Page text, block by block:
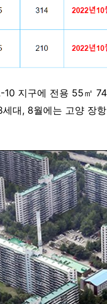
지구에 전용 55㎡
대, 8월에는 고양 장